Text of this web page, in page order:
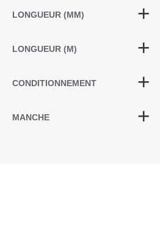
LONGUEUR (MM)
LONGUEUR (M)
CONDITIONNEMENT
MANCHE